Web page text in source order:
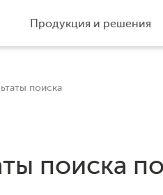
Продукция и решения
поиска
поиска